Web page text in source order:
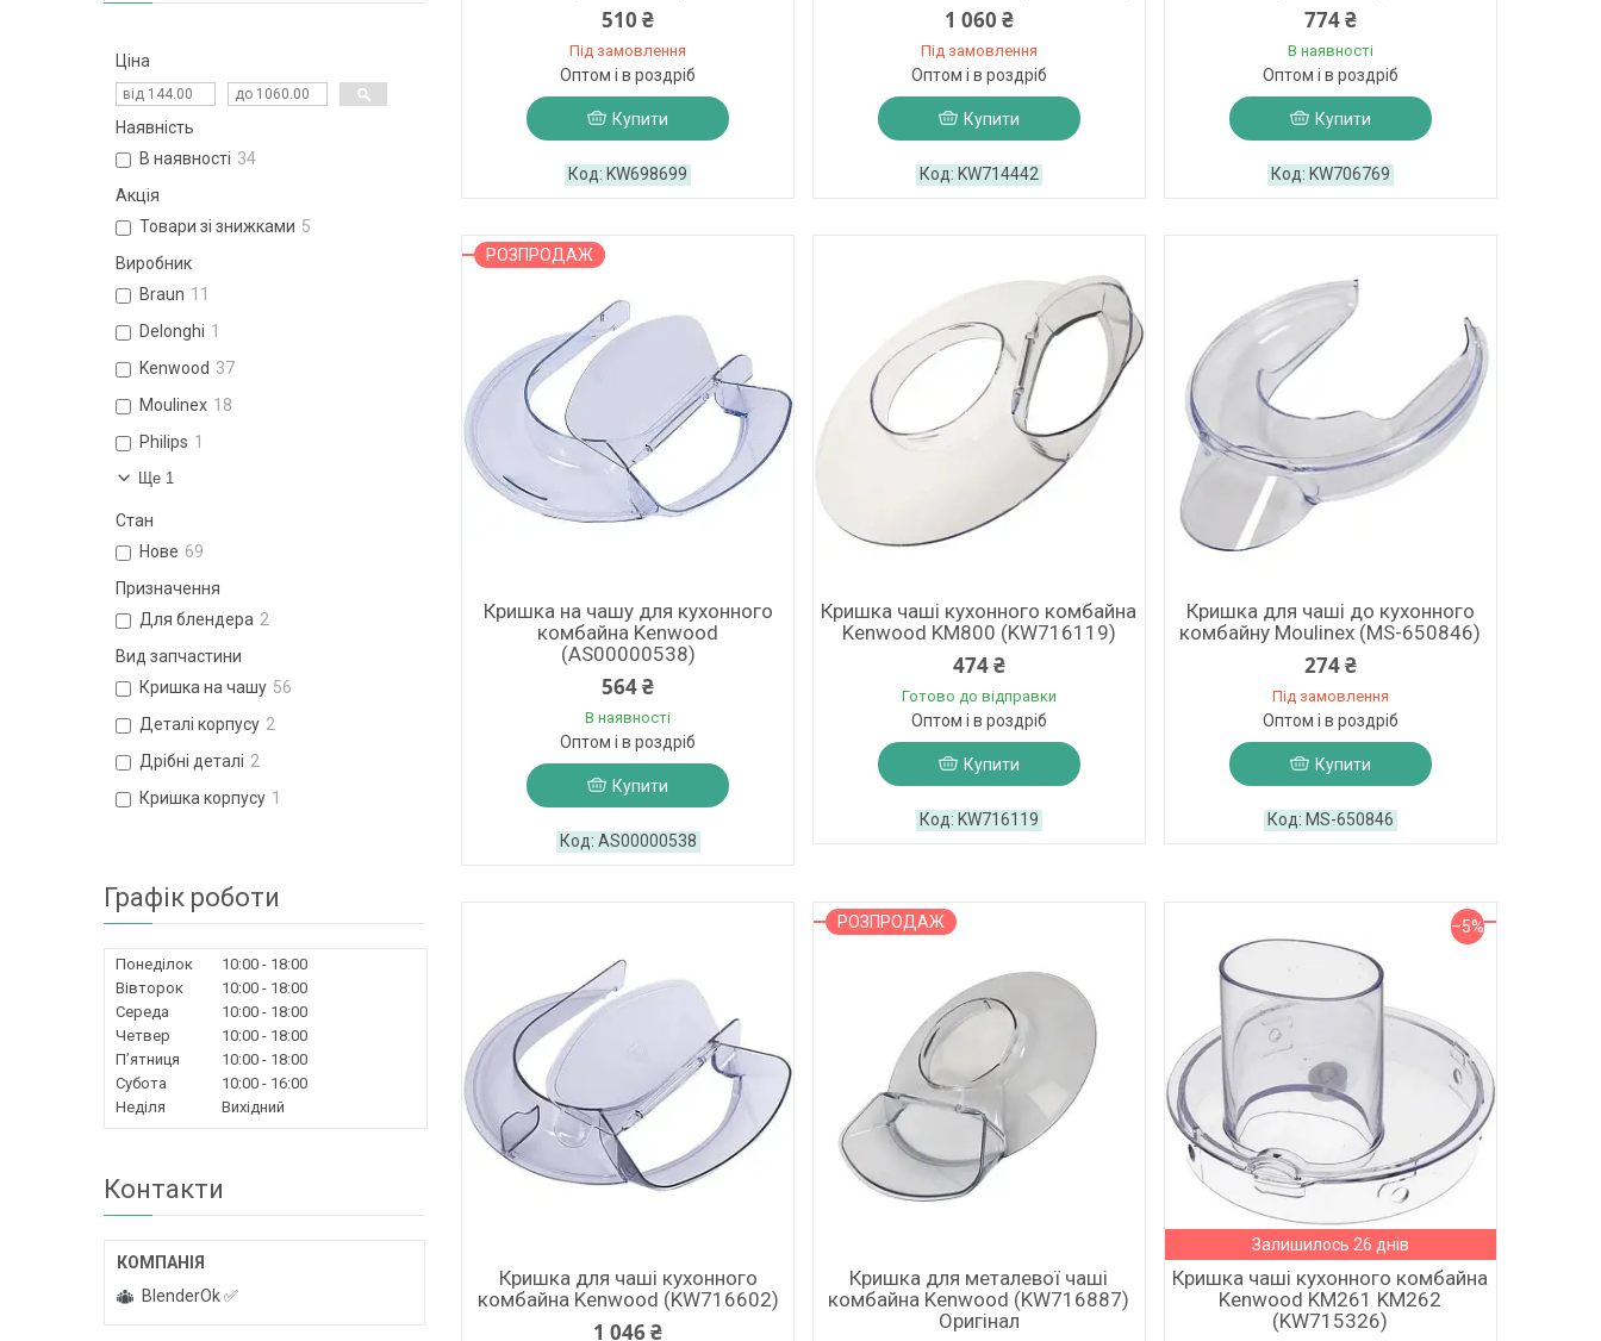
510 ₴
Під замовлення
Оптом і в роздріб
Купити
KW698699
1 060 ₴
Під замовлення
Оптом і в роздріб
Купити
KW714442
774 ₴
В наявності
Оптом і в роздріб
Купити
KW706769
РОЗПРОДАЖ
Кришка на чашу для кухонного
комбайна Kenwood
(AS00000538)
564 ₴
В наявності
Оптом і в роздріб
Купити
AS00000538
Кришка чаші кухонного комбайна
Kenwood KM800 (KW716119)
474 ₴
Готово до відправки
Оптом і в роздріб
Купити
KW716119
Кришка для чаші до кухонного
комбайну Moulinex (MS-650846)
274 ₴
Під замовлення
Оптом і в роздріб
Купити
MS-650846
Кришка для чаші кухонного
комбайна Kenwood (KW716602)
1 046 ₴
РОЗПРОДАЖ
Кришка для металевої чаші
комбайна Kenwood (KW716887)
Оригінал
–5%
Залишилось 26 днів
Кришка чаші кухонного комбайна
Kenwood KM261 KM262
(KW715326)
Ціна
Наявність
В наявності 34
Акція
Товари зі знижками 5
Виробник
Braun 11
Delonghi 1
Kenwood 37
Moulinex 18
Philips 1
Ще 1
Стан
Нове 69
Призначення
Для блендера 2
Вид запчастини
Кришка на чашу 56
Деталі корпусу 2
Дрібні деталі 2
Кришка корпусу 1
Графік роботи
Понеділок 10:00
18:00
Вівторок
10:00
18:00
Середа
10:00
18:00
Четвер
10:00
18:00
Пʼятниця
10:00
18:00
Субота
10:00
16:00
Неділя
Вихідний
Контакти
BlenderOk ✅